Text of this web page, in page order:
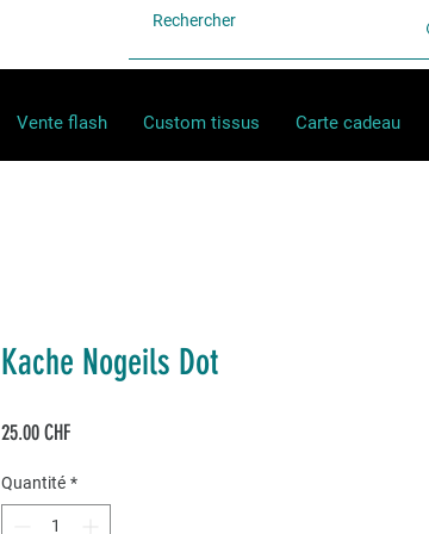
Vente flash Custom tissus Carte cadeau
Kache Nogeils Dot
25.00 CHFPrix
Quantité *